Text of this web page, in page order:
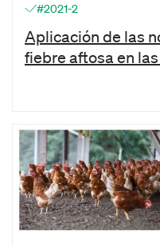
#2021-2
Aplicación de las
fiebre aftosa en